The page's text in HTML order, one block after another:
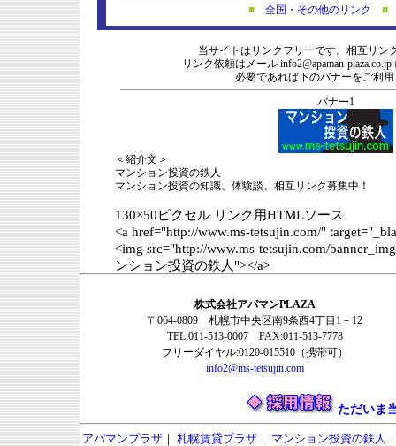
■ 全国・その他のリンク ■
当サイトはリンクフリーです。相互リン
リンク依頼はメール info2@apaman-plaza.co.jp
必要であれば下のバナーをご利
バナー1
＜紹介文＞
マンション投資の鉄人
マンション投資の知識、体験談、相互リンク募集中！
130×50ピクセル リンク用HTMLソース
<a href="http://www.ms-tetsujin.com/"
<img src="http://www.ms-tetsujin.com/
ンション投資の鉄人"></a>
株式会社アパマンPLAZA
〒064-0809 札幌市中央区南9条西4丁目1－12
TEL:011-513-0007 FAX:011-513-7778
フリーダイヤル:0120-015510（携帯可）
info2@ms-tetsujin.com
ただいま
アパマンプラザ｜ 札幌賃貸プラザ｜ マンション投資の鉄人